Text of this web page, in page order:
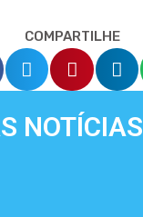
COMPARTILHE
NOTÍCIAS